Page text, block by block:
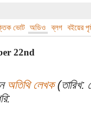
ভোট অডিও ব্লগ বইয়ের
22nd
অতিথি লেখক(তারিখ: